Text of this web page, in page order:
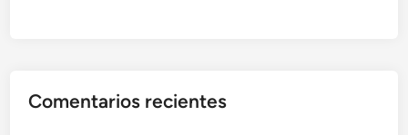
Comentarios recientes